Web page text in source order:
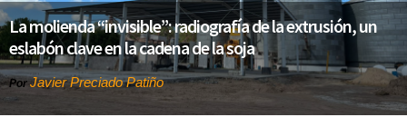
La molienda “invisible”: radiografía de la extrusión, un
eslabón clave en la cadena de la soja
Por Javier Preciado Patiño